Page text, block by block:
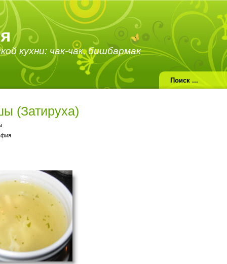
кухни: чак-чак, бишбармак
(Затируха)